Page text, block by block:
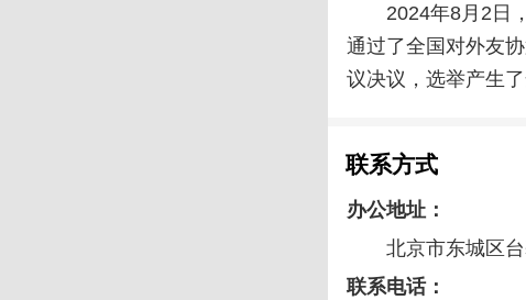
2024年8月2日
通过了全国对外友
议决议，选举产生
联系方式
办公地址：
北京市东城区
联系电话：